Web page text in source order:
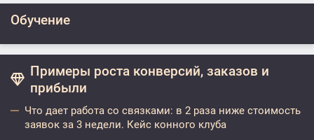
Обучение
Примеры роста конверсий, заказов и
прибыли
Что дает работа со связками: в 2 раза ниже стоимость
заявок за 3 недели. Кейс конного клуба